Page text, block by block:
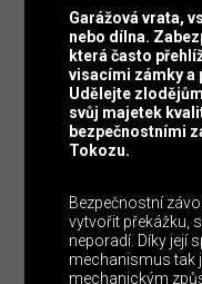
Garážová vrata,
nebo dílna.
která často
visacími zámky a
Udělejte
svůj majetek
bezpečnostními
Tokozu.
Bezpečnostní
vytvořit překážku,
neporadí. Díky její
mechanismus tak
mechanickým